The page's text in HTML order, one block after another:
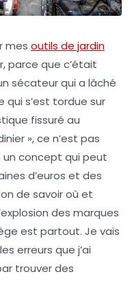
mes outils de jardin
parce que c’était
sécateur qui a lâché
qui s’est tordue sur
fissuré au
», ce n’est pas
un concept qui peut
d’euros et des
de savoir où et
des marques
est partout. Je vais
erreurs que j’ai
trouver des